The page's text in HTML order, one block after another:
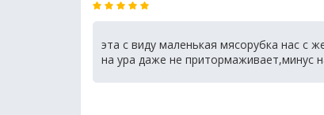
эта с виду маленькая мясорубка нас с
на ура даже не притормаживает,минус